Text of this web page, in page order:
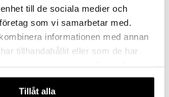
till de sociala medier och
som vi samarbetar med.
informationen med annan
tillhandahållit eller som de har
användande av vår webbplats.
Tillåt alla